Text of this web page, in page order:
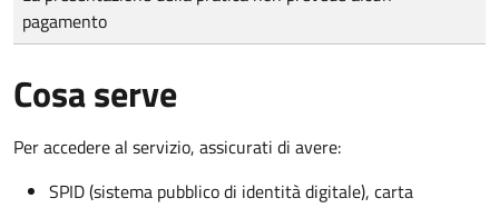
pagamento
Cosa serve
Per accedere al servizio, assicurati di avere:
SPID (sistema pubblico di identità digitale), carta